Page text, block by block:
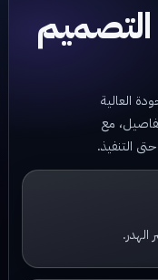
التصميم
العالية
مع
التنفيذ.